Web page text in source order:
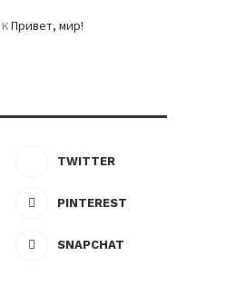
кПривет, мир!
TWITTER
PINTEREST
SNAPCHAT